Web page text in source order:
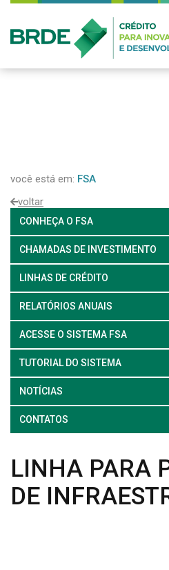
você está em: FSA
voltar
CONHEÇA O FSA
CHAMADAS DE INVESTIMENTO
LINHAS DE CRÉDITO
RELATÓRIOS ANUAIS
ACESSE O SISTEMA FSA
TUTORIAL DO SISTEMA
NOTÍCIAS
CONTATOS
LINHA PARA
DE